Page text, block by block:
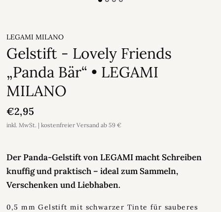
LEGAMI MILANO
Gelstift - Lovely Friends
„Panda Bär“ • LEGAMI
MILANO
€2,95
inkl. MwSt. | kostenfreier Versand ab 59 €
Der Panda-Gelstift von LEGAMI macht Schreiben
knuffig und praktisch – ideal zum Sammeln,
Verschenken und Liebhaben.
0,5 mm Gelstift mit schwarzer Tinte für sauberes